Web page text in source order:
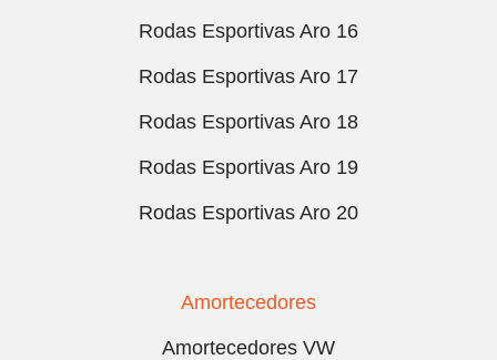
Rodas Esportivas Aro 16
Rodas Esportivas Aro 17
Rodas Esportivas Aro 18
Rodas Esportivas Aro 19
Rodas Esportivas Aro 20
Amortecedores
Amortecedores VW